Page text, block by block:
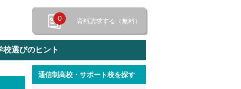
0 資料請求する（無料）
索
校選びのヒント
通信制高校・サポート校を探す